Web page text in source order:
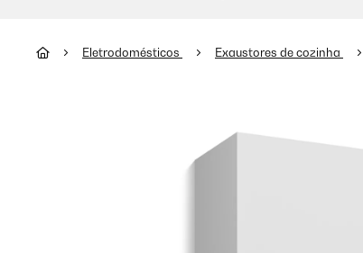
Eletrodomésticos Exaustores de cozinha